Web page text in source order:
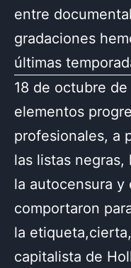
entre
gradaciones
últimas
18 de octubre
elementos
profesionales, a
las listas
la autocensura y
comportaron
la
capitalista de